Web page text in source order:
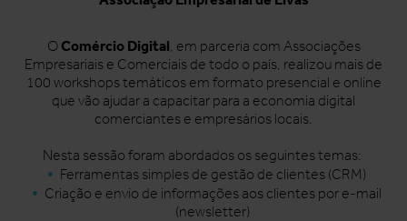
O Comércio Digital, em parceria com Associações
Empresariais e Comerciais de todo o país, realizou mais de
100 workshops temáticos em formato presencial e online
que vão ajudar a capacitar para a economia digital
comerciantes e empresários locais.
Nesta sessão foram abordados os seguintes temas:
Ferramentas simples de gestão de clientes (CRM)
Criação e envio de informações aos clientes por e-mail
(newsletter)